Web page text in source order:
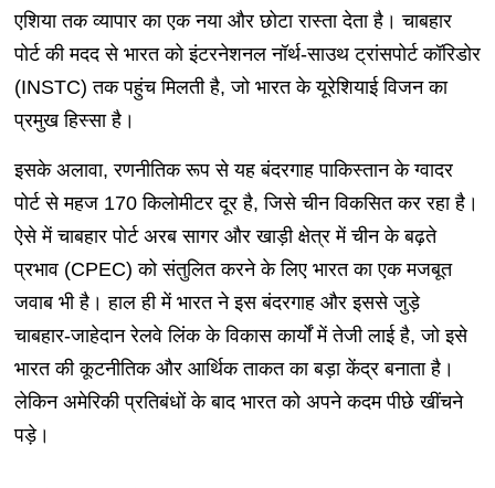
एशिया तक व्यापार का एक नया और छोटा रास्ता देता है। चाबहार
पोर्ट की मदद से भारत को इंटरनेशनल नॉर्थ-साउथ ट्रांसपोर्ट कॉरिडोर
(INSTC) तक पहुंच मिलती है, जो भारत के यूरेशियाई विजन का
प्रमुख हिस्सा है।
इसके अलावा, रणनीतिक रूप से यह बंदरगाह पाकिस्तान के ग्वादर
पोर्ट से महज 170 किलोमीटर दूर है, जिसे चीन विकसित कर रहा है।
ऐसे में चाबहार पोर्ट अरब सागर और खाड़ी क्षेत्र में चीन के बढ़ते
प्रभाव (CPEC) को संतुलित करने के लिए भारत का एक मजबूत
जवाब भी है। हाल ही में भारत ने इस बंदरगाह और इससे जुड़े
चाबहार-जाहेदान रेलवे लिंक के विकास कार्यों में तेजी लाई है, जो इसे
भारत की कूटनीतिक और आर्थिक ताकत का बड़ा केंद्र बनाता है।
लेकिन अमेरिकी प्रतिबंधों के बाद भारत को अपने कदम पीछे खींचने
पड़े।